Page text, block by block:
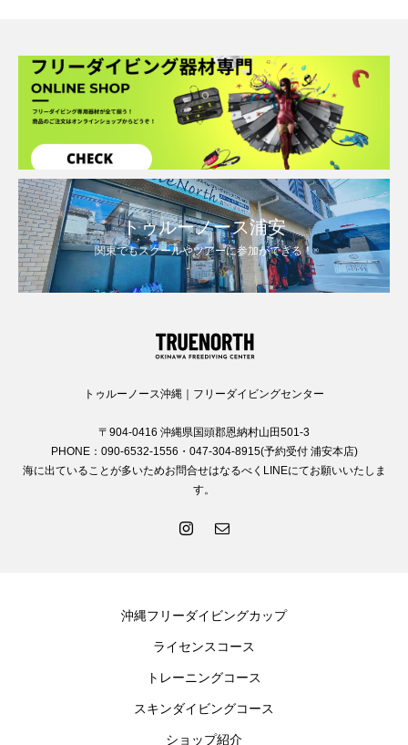
トゥルーノース浦安
関東でもスクールやツアーに参加ができる！
トゥルーノース沖縄｜フリーダイビングセンター
〒904-0416 沖縄県国頭郡恩納村山田501-3
PHONE：090-6532-1556・047-304-8915(予約受付 浦安本店)
海に出ていることが多いためお問合せはなるべくLINEにてお願いいたしま
す。
沖縄フリーダイビングカップ
ライセンスコース
トレーニングコース
スキンダイビングコース
ショップ紹介